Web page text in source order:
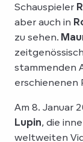
Schauspieler
aber auch in
zu sehen.
stammenden
erschienenen
Am 8. Januar
Lupin, die
weltweiten